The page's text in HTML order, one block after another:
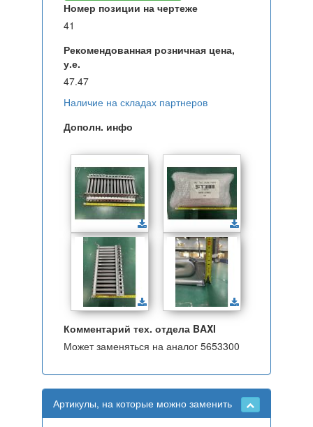
Номер позиции на чертеже
41
Рекомендованная розничная цена,
у.е.
47.47
Наличие на складах партнеров
Дополн. инфо
Комментарий тех. отдела BAXI
Может заменяться на аналог 5653300
Артикулы, на которые можно заменить